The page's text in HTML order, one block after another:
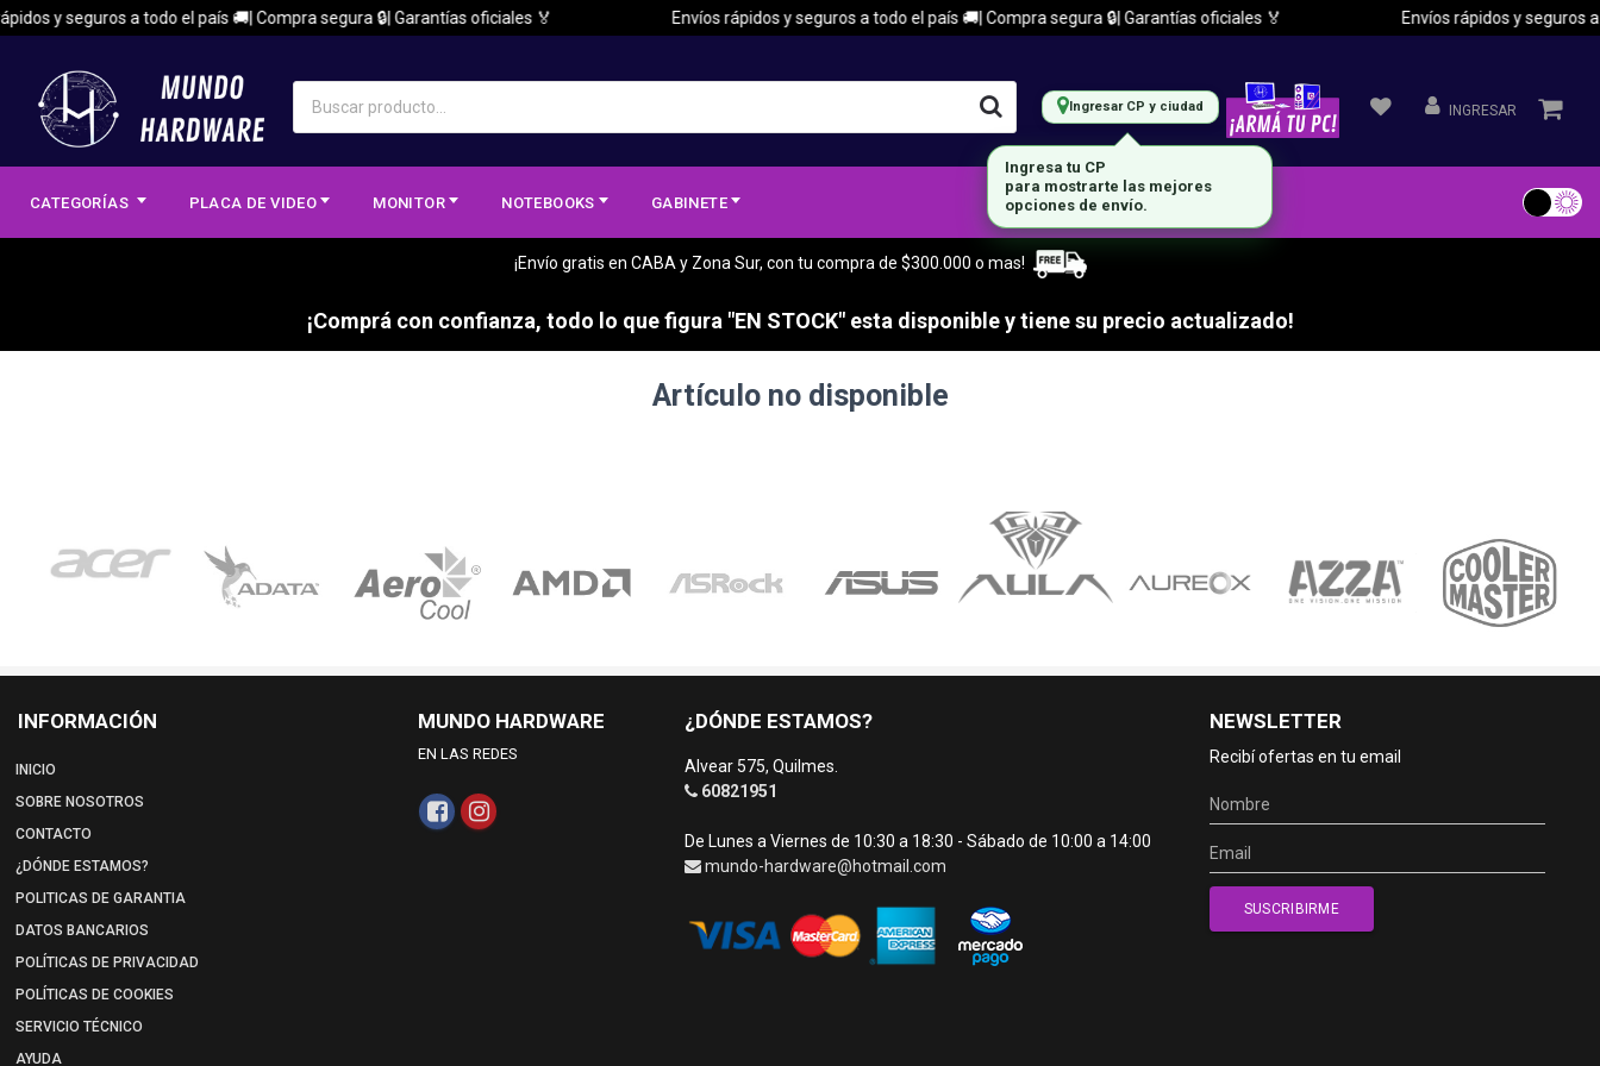
y seguros a todo el país 🚚| Compra segura 🔒| Garantías oficiales 🏅 Envíos rápidos y seguros a todo el país 🚚| Compra segura 🔒| Garantías oficiales 🏅 Envíos rápidos y seguros a
Ingresar CP y ciudad INGRESAR
CATEGORÍAS PLACA DE VIDEO MONITOR NOTEBOOKS GABINETE
¡Envío gratis en CABA y Zona Sur, con tu compra de $300.000 o mas!
¡Comprá con confianza, todo lo que figura "EN STOCK" esta disponible y tiene su precio actualizado!
Artículo no disponible
INFORMACIÓN
INICIO
SOBRE NOSOTROS
CONTACTO
¿DÓNDE ESTAMOS?
POLITICAS DE GARANTIA
DATOS BANCARIOS
POLÍTICAS DE PRIVACIDAD
POLÍTICAS DE COOKIES
SERVICIO TÉCNICO
AYUDA
MUNDO HARDWARE
EN LAS REDES
¿DÓNDE ESTAMOS?
Alvear 575, Quilmes.
60821951
De Lunes a Viernes de 10:30 a 18:30 - Sábado de 10:00 a 14:00
mundo-hardware@hotmail.com
NEWSLETTER
Recibí ofertas en tu email
Ingresa tu CP
para mostrarte las mejores
opciones de envío.